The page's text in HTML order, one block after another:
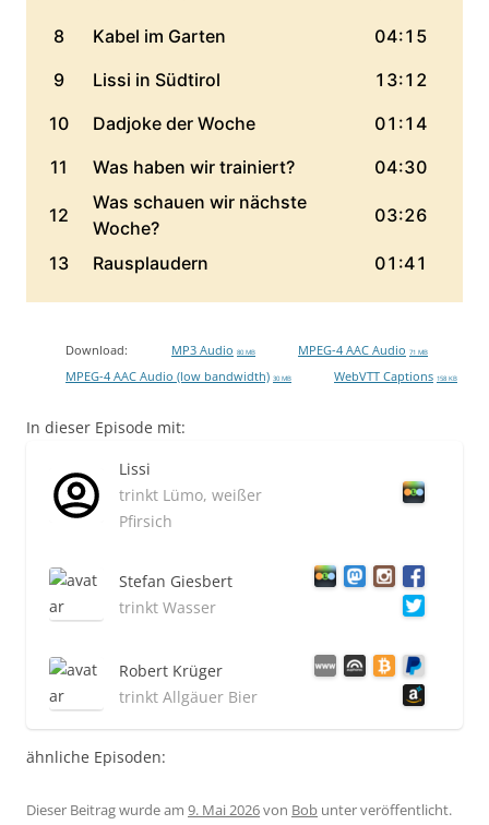
Download: MP3 Audio 80 MB MPEG-4 AAC Audio 71 MB
MPEG-4 AAC Audio (low bandwidth) 30 MB WebVTT Captions 158 KB
In dieser Episode mit:
Lissi
trinkt Lümo, weißer
Pfirsich
Stefan Giesbert
trinkt Wasser
Robert Krüger
trinkt Allgäuer Bier
ähnliche Episoden:
Dieser Beitrag wurde am 9. Mai 2026von Bob unter veröffentlicht.